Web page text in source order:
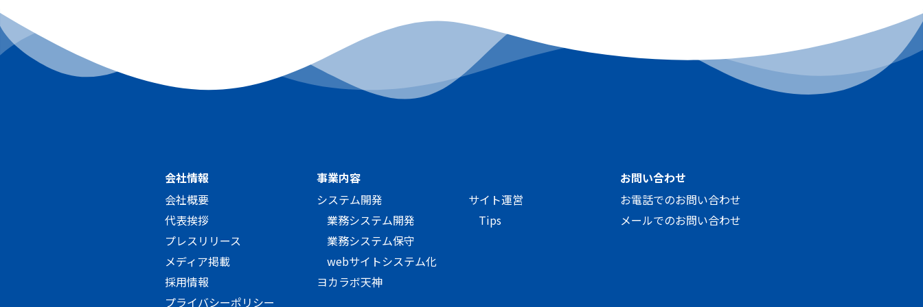
会社情報
会社概要
代表挨拶
プレスリリース
メディア掲載
採用情報
プライバシーポリシー
事業内容
システム開発
業務システム開発
業務システム保守
webサイトシステム化
ヨカラボ天神
サイト運営
Tips
お問い合わせ
お電話でのお問い合わせ
メールでのお問い合わせ